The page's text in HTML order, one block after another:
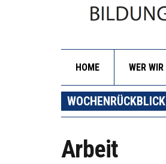
HOME WER
WOCHENRÜCKBLICK
Arbeit